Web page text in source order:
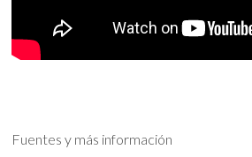
Fuentes y más información